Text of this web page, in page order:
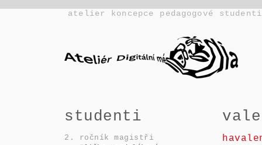
atelier koncepce pedagogové studenti
studenti
2. ročník magistři